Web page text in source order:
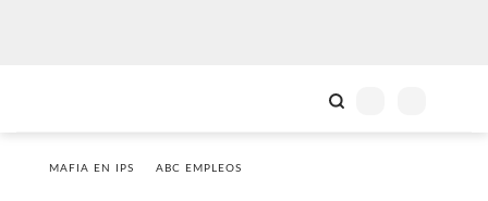
MAFIA EN IPS ABC EMPLEOS